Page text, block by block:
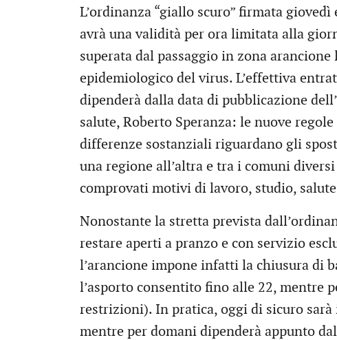
L’ordinanza “giallo scuro” firmata
avrà una validità per ora limitata alla
superata dal passaggio in zona
epidemiologico del virus. L’effettiva
dipenderà dalla data di pubblicazione
salute, Roberto Speranza: le nuove
differenze sostanziali riguardano gli
una regione all’altra e tra i comuni
comprovati motivi di lavoro, studio,
Nonostante la stretta prevista
restare aperti a pranzo e con servizio
l’arancione impone infatti la chiusura di
l’asporto consentito fino alle 22, mentre
restrizioni). In pratica, oggi di sicuro
mentre per domani dipenderà appunto